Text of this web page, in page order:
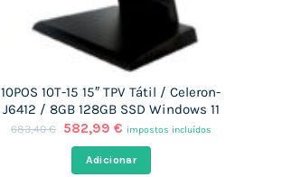
10POS 10T-15 15″ TPV Tátil / Celeron-
J6412 / 8GB 128GB SSD Windows 11
683,40€
O
original
era:
582,99 €O
preço
atual
é:
impostos incluídos
Adicionar